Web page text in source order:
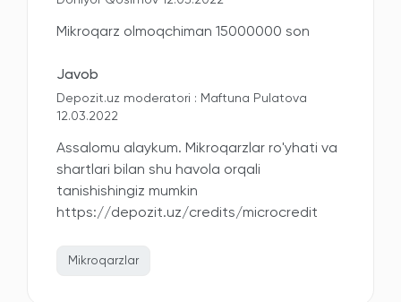
Mikroqarz olmoqchiman 15000000 son
Javob
Depozit.uz moderatori : Maftuna Pulatova
12.03.2022
Assalomu alaykum. Mikroqarzlar ro'yhati va
shartlari bilan shu havola orqali
tanishishingiz mumkin
https://depozit.uz/credits/microcredit
Mikroqarzlar